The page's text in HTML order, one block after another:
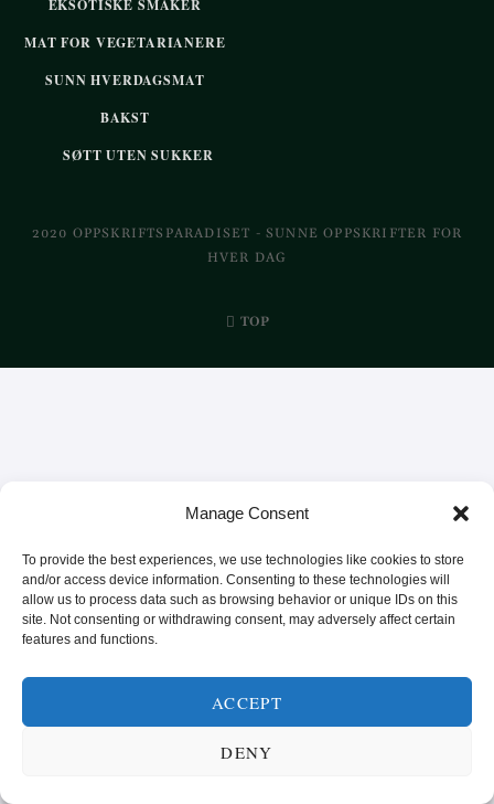
Manage Consent
To provide the best experiences, we use technologies like cookies to store
and/or access device information. Consenting to these technologies will
allow us to process data such as browsing behavior or unique IDs on this
site. Not consenting or withdrawing consent, may adversely affect certain
features and functions.
ACCEPT
DENY
EKSOTISKE SMAKER
MAT FOR VEGETARIANERE
SUNN HVERDAGSMAT
BAKST
SØTT UTEN SUKKER
2020 OPPSKRIFTSPARADISET - SUNNE OPPSKRIFTER FOR
HVER DAG
TOP